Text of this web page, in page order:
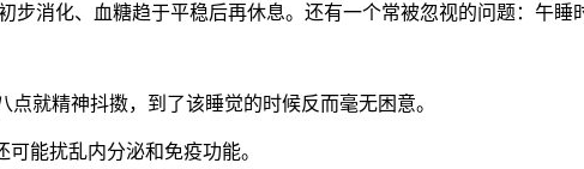
消化、血糖趋于平稳后再休息。还有一个常被忽视的问题：午睡
就精神抖擞，到了该睡觉的时候反而毫无困意。
能扰乱内分泌和免疫功能。